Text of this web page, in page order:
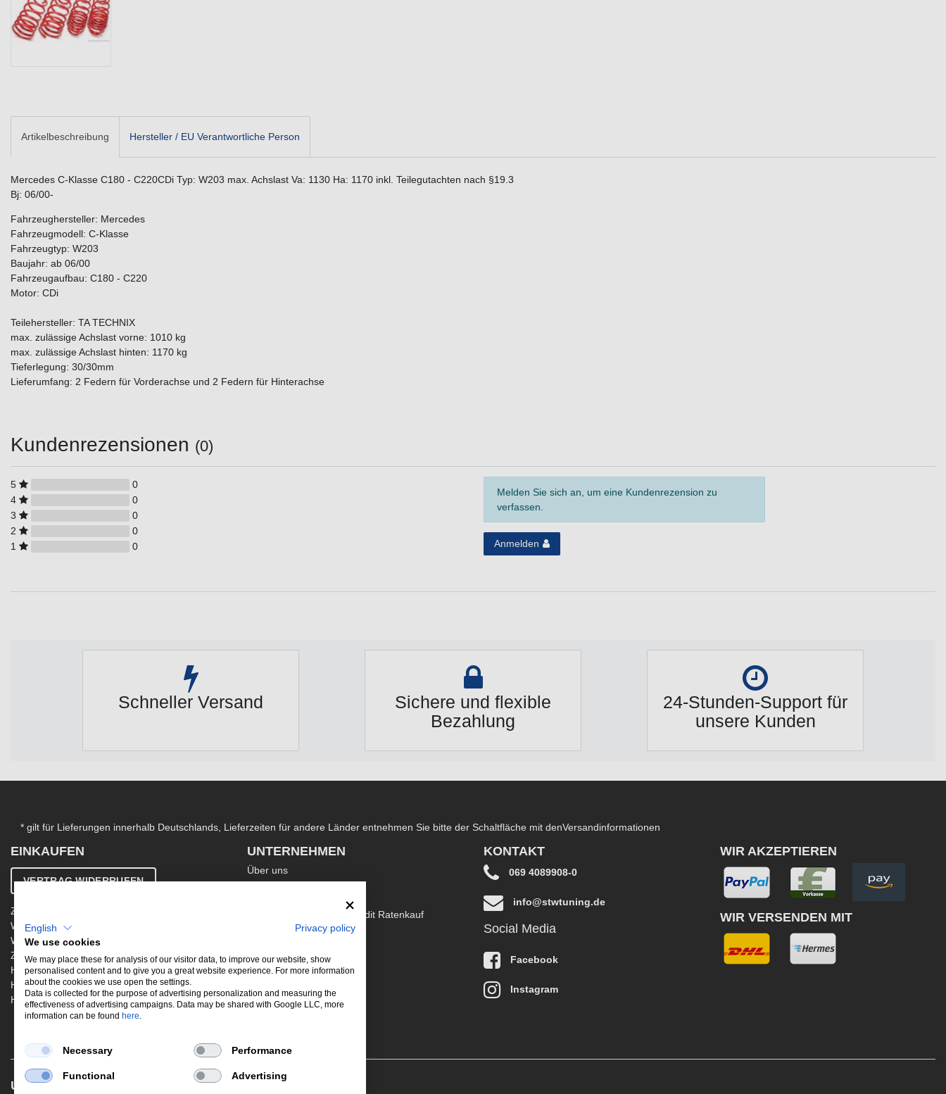
Artikelbeschreibung Hersteller / EU Verantwortliche Person
Mercedes C-Klasse C180 - C220CDi Typ: W203 max. Achslast Va: 1130 Ha: 1170 inkl. Teilegutachten nach §19.3
Bj: 06/00-
Fahrzeughersteller: Mercedes
Fahrzeugmodell: C-Klasse
Fahrzeugtyp: W203
Baujahr: ab 06/00
Fahrzeugaufbau: C180 - C220
Motor: CDi
Teilehersteller: TA TECHNIX
max. zulässige Achslast vorne: 1010 kg
max. zulässige Achslast hinten: 1170 kg
Tieferlegung: 30/30mm
Lieferumfang: 2 Federn für Vorderachse und 2 Federn für Hinterachse
Kundenrezensionen (0)
5
0
4
0
3
0
2
0
1
0
Melden Sie sich an, um eine Kundenrezension zu
verfassen.
Anmelden
Schneller Versand
Sichere und flexible
Bezahlung
24-Stunden-Support für
unsere Kunden
* gilt für Lieferungen innerhalb Deutschlands, Lieferzeiten für andere Länder entnehmen Sie bitte der Schaltfläche mit denVersandinformationen
EINKAUFEN
VERTRAG WIDERRUFEN
Zahlung & Versand
Widerrufsbelehrung
Warenkorb
Zur Kasse
Hinweis zur Altölentsorgung
Hinweis zur Batterieentsorgung
Händler werden
UNTERNEHMEN
Über uns
Kontakt
Ergänzende AGB EasyCredit Ratenkauf
Datenschutzerklärung
Jobs
Newsletter
KONTAKT
069 4089908-0
info@stwtuning.de
Social Media
Facebook
Instagram
WIR AKZEPTIEREN
WIR VERSENDEN MIT
UNSERE BELIEBTESTEN PRODUKTE
English
Privacy policy
We use cookies
We may place these for analysis of our visitor data, to improve our website, show
personalised content and to give you a great website experience. For more information
about the cookies we use open the settings.
Data is collected for the purpose of advertising personalization and measuring the
effectiveness of advertising campaigns. Data may be shared with Google LLC, more
information can be found here.
Necessary Performance
Functional Advertising